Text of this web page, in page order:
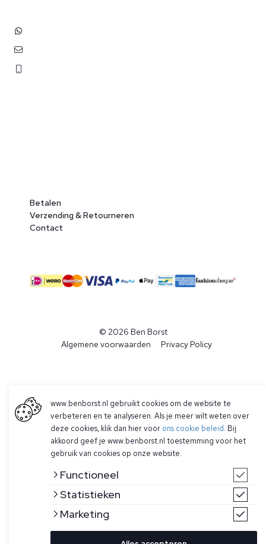
Betalen
Verzending & Retourneren
Contact
© 2026 Ben Borst
Algemene voorwaarden Privacy Policy
www.benborst.nl gebruikt cookies om de website te
verbeteren en te analyseren. Als je meer wilt weten over
deze cookies, klik dan hier voor ons cookie beleid. Bij
akkoord geef je www.benborst.nl toestemming voor het
gebruik van cookies op onze website.
Functioneel
Statistieken
Marketing